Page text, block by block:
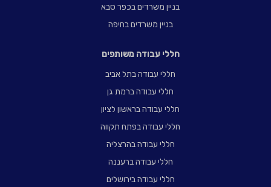
בניין משרדים בכפר סבא
בניין משרדים בחיפה
חללי עבודה משותפים
חללי עבודה בתל אביב
חללי עבודה ברמת גן
חללי עבודה בראשון לציון
חללי עבודה בפתח תקווה
חללי עבודה בהרצליה
חללי עבודה ברעננה
חללי עבודה בירושלים